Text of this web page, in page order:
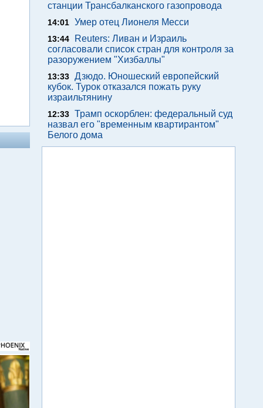
станции Трансбалканского газопровода
14:01 Умер отец Лионеля Месси
13:44
Reuters: Ливан и Израиль
согласовали список стран для контроля за
разоружением "Хизбаллы"
13:33 Дзюдо. Юношеский европейский
кубок. Турок отказался пожать руку
израильтянину
12:33 Трамп оскорблен: федеральный суд
назвал его "временным квартирантом"
Белого дома